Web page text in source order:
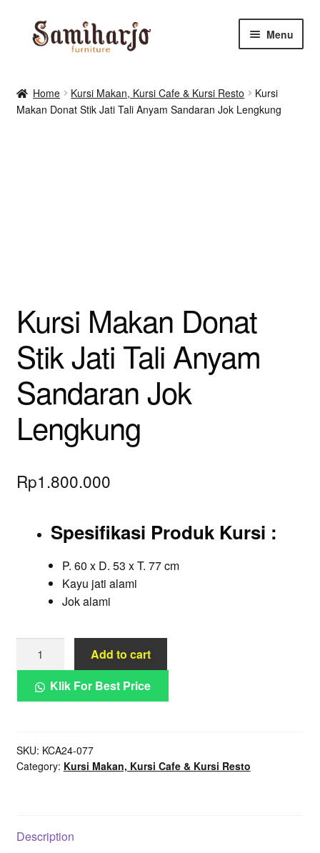
Skip
Skip
Menu
RUANG MAKAN & DAPUR
Home Kursi Makan, Kursi Cafe & Kursi Resto
Kursi
Makan Donat Stik Jati Tali Anyam Sandaran Jok Lengkung
Kursi Makan Donat
Stik Jati Tali Anyam
Sandaran Jok
Lengkung
Rp1.800.000
Spesifikasi Produk Kursi :
P. 60 x D. 53 x T. 77 cm
Kayu jati alami
Jok alami
Makan
Donat
Stik
Anyam
Sandaran
Add to cart
Klik For Best Price
SKU: KCA24-077
Category: Kursi Makan, Kursi Cafe & Kursi Resto
Description